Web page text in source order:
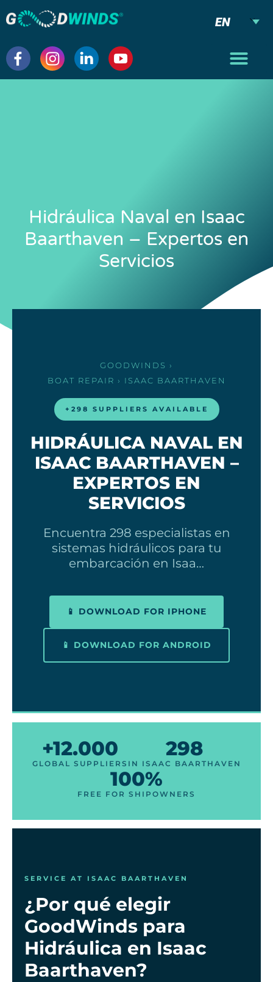
EN
Hidráulica Naval en Isaac
Baarthaven – Expertos en
Servicios
GOODWINDS ›
BOAT REPAIR › ISAAC BAARTHAVEN
+298 SUPPLIERS AVAILABLE
HIDRÁULICA NAVAL EN
ISAAC BAARTHAVEN –
EXPERTOS EN
SERVICIOS
Encuentra 298 especialistas en
sistemas hidráulicos para tu
embarcación en Isaa…
📱 DOWNLOAD FOR IPHONE
📱 DOWNLOAD FOR ANDROID
+12.000
GLOBAL SUPPLIERS
298
IN ISAAC BAARTHAVEN
100%
FREE FOR SHIPOWNERS
SERVICE AT ISAAC BAARTHAVEN
¿Por qué elegir
GoodWinds para
Hidráulica en Isaac
Baarthaven?